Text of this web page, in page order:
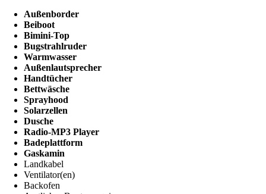
Außenborder
Beiboot
Bimini-Top
Bugstrahlruder
Warmwasser
Außenlautsprecher
Handtücher
Bettwäsche
Sprayhood
Solarzellen
Dusche
Radio-MP3 Player
Badeplattform
Gaskamin
Landkabel
Ventilator(en)
Backofen